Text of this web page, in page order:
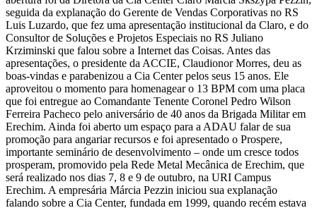
seguida da explanação do Gerente de Vendas Corporativas no RS
Luis Luzardo, que fez uma apresentação institucional da Claro, e do
Consultor de Soluções e Projetos Especiais no RS Juliano
Krziminski que falou sobre a Internet das Coisas. Antes das
apresentações, o presidente da ACCIE, Claudionor Morres, deu as
boas-vindas e parabenizou a Cia Center pelos seus 15 anos. Ele
aproveitou o momento para homenagear o 13 BPM com uma placa
que foi entregue ao Comandante Tenente Coronel Pedro Wilson
Ferreira Pacheco pelo aniversário de 40 anos da Brigada Militar em
Erechim. Ainda foi aberto um espaço para a ADAU falar de sua
promoção para angariar recursos e foi apresentado o Prospere,
importante seminário de desenvolvimento – onde um cresce todos
prosperam, promovido pela Rede Metal Mecânica de Erechim, que
será realizado nos dias 7, 8 e 9 de outubro, na URI Campus
Erechim. A empresária Márcia Pezzin iniciou sua explanação
falando sobre a Cia Center, fundada em 1999, quando recém estava